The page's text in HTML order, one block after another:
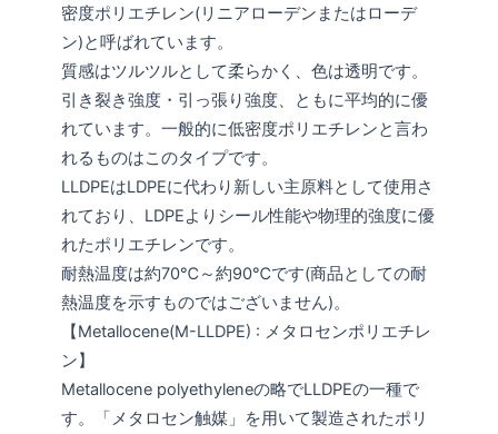
密度ポリエチレン(リニアローデンまたはローデ
ン)と呼ばれています。
質感はツルツルとして柔らかく、色は透明です。
引き裂き強度・引っ張り強度、ともに平均的に優
れています。一般的に低密度ポリエチレンと言わ
れるものはこのタイプです。
LLDPEはLDPEに代わり新しい主原料として使用さ
れており、LDPEよりシール性能や物理的強度に優
れたポリエチレンです。
耐熱温度は約70℃～約90℃です(商品としての耐
熱温度を示すものではございません)。
【Metallocene(M-LLDPE) : メタロセンポリエチレ
ン】
Metallocene polyethyleneの略でLLDPEの一種で
す。「メタロセン触媒」を用いて製造されたポリ